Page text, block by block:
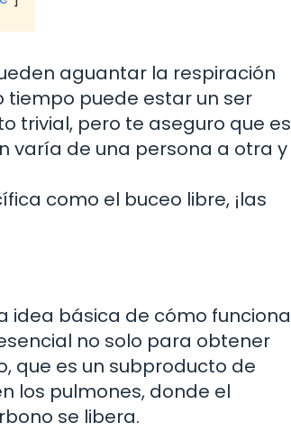
aguantar la respiración
tiempo puede estar un ser
trivial, pero te aseguro que es
varía de una persona a otra y
como el buceo libre, ¡las
idea básica de cómo funciona
no solo para obtener
que es un subproducto de
los pulmones, donde el
se libera.